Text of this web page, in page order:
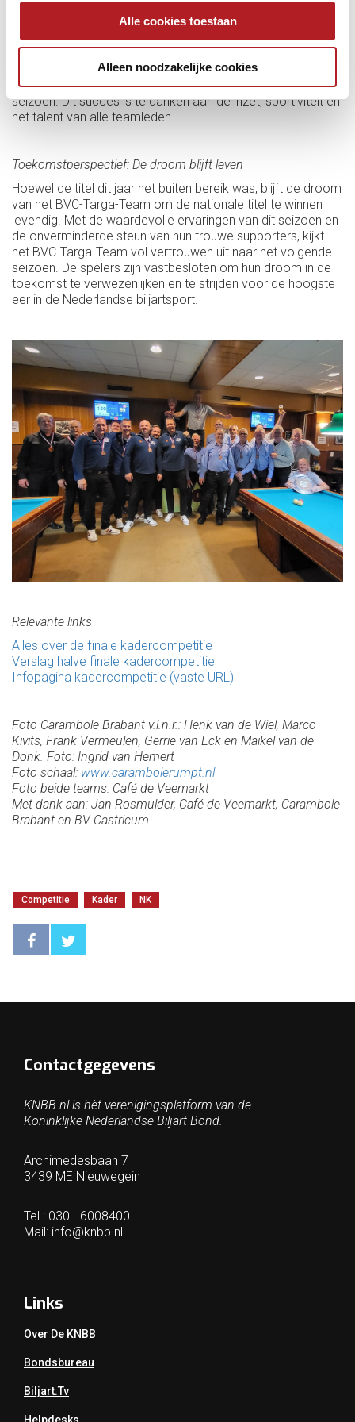
Alle cookies toestaan
Alleen noodzakelijke cookies
competitie, het winnen van de halve finale en de tweede
plaats in de nationale finale zijn prestaties van formaat.
Slechts één team, Carambole Brabant, was dit jaar sterker.
De sterke teamgeest en het vermogen om onder druk te
presteren, waren duidelijk zichtbaar gedurende het hele
seizoen. Dit succes is te danken aan de inzet, sportiviteit en
het talent van alle teamleden.
Toekomstperspectief: De droom blijft leven
Hoewel de titel dit jaar net buiten bereik was, blijft de droom
van het BVC-Targa-Team om de nationale titel te winnen
levendig. Met de waardevolle ervaringen van dit seizoen en
de onverminderde steun van hun trouwe supporters, kijkt
het BVC-Targa-Team vol vertrouwen uit naar het volgende
seizoen. De spelers zijn vastbesloten om hun droom in de
toekomst te verwezenlijken en te strijden voor de hoogste
eer in de Nederlandse biljartsport.
Relevante links
Alles over de finale kadercompetitie
Verslag halve finale kadercompetitie
Infopagina kadercompetitie (vaste URL)
Foto Carambole Brabant v.l.n.r.: Henk van de Wiel, Marco
Kivits, Frank Vermeulen, Gerrie van Eck en Maikel van de
Donk. Foto: Ingrid van Hemert
Foto schaal: www.carambolerumpt.nl
Foto beide teams: Café de Veemarkt
Met dank aan: Jan Rosmulder, Café de Veemarkt, Carambole
Brabant en BV Castricum
Competitie Kader NK
Contactgegevens
KNBB.nl is hèt verenigingsplatform van de
Koninklijke Nederlandse Biljart Bond.
Archimedesbaan 7
3439 ME Nieuwegein
Tel.: 030 - 6008400
Mail: info@knbb.nl
Links
Over De KNBB
Bondsbureau
Biljart.tv